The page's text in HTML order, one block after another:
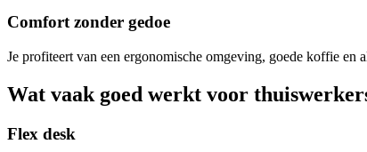
Comfort zonder gedoe
Je profiteert van een ergonomische omgeving, goede koffie en
Wat vaak goed werkt voor
Flex desk